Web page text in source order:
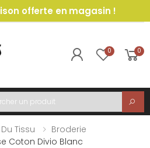
offerte en magasin !
0 0
menu
Tissu
Broderie
Coton Divio Blanc